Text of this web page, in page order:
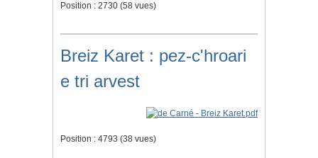
Position : 2730 (58 vues)
Breiz Karet : pez-c'hroari
e tri arvest
Position : 4793 (38 vues)